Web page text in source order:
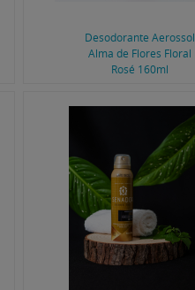
Desodorante Aerossol
Alma de Flores Floral
Rosé 160ml